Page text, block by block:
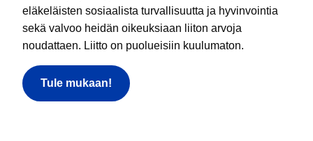
eläkeläisten sosiaalista turvallisuutta ja hyvinvointia
sekä valvoo heidän oikeuksiaan liiton arvoja
noudattaen. Liitto on puolueisiin kuulumaton.
Tule mukaan!